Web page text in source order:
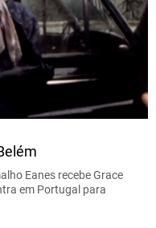
Eanes recebe Grace
em Portugal para